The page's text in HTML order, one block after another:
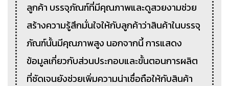
ลูกค้า บรรจุภัณฑ์ที่มีคุณภาพและดูสวยงามช่วย
สร้างความรู้สึกมั่นใจให้กับลูกค้าว่าสินค้าในบรรจุ
ภัณฑ์นั้นมีคุณภาพสูง นอกจากนี้ การแสดง
ข้อมูลเกี่ยวกับส่วนประกอบและขั้นตอนการผลิต
ที่ชัดเจนยังช่วยเพิ่มความน่าเชื่อถือให้กับสินค้า